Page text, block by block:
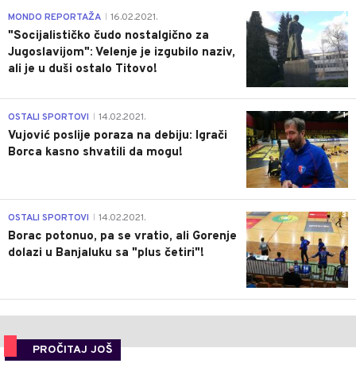
4
MONDO REPORTAŽA 16.02.2021.
"Socijalističko čudo nostalgično za
Jugoslavijom": Velenje je izgubilo naziv,
ali je u duši ostalo Titovo!
1
OSTALI SPORTOVI 14.02.2021.
Vujović poslije poraza na debiju: Igrači
Borca kasno shvatili da mogu!
3
OSTALI SPORTOVI 14.02.2021.
Borac potonuo, pa se vratio, ali Gorenje
dolazi u Banjaluku sa "plus četiri"!
PROČITAJ JOŠ